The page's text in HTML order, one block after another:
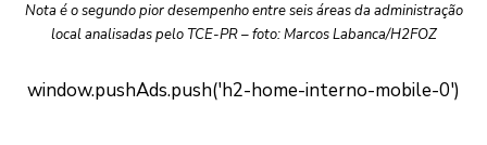
Nota é o segundo pior desempenho entre seis áreas da administração
local analisadas pelo TCE-PR – foto: Marcos Labanca/H2FOZ